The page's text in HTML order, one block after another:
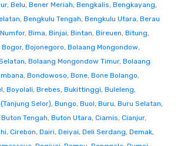
, Belu, Bener Meriah, Bengkalis, Bengkayang,
, Bengkulu Tengah, Bengkulu Utara, Berau
, Bima, Binjai, Bintan, Bireuen, Bitung,
Bogor, Bojonegoro, Bolaang Mongondow,
, Bolaang Mongondow Timur, Bolaang
, Bondowoso, Bone, Bone Bolango,
, Boyolali, Brebes, Bukittinggi, Buleleng,
Selor), Bungo, Buol, Buru, Buru Selatan,
Buton Tengah, Buton Utara, Ciamis, Cianjur,
, Cirebon, Dairi, Deiyai, Deli Serdang, Demak,